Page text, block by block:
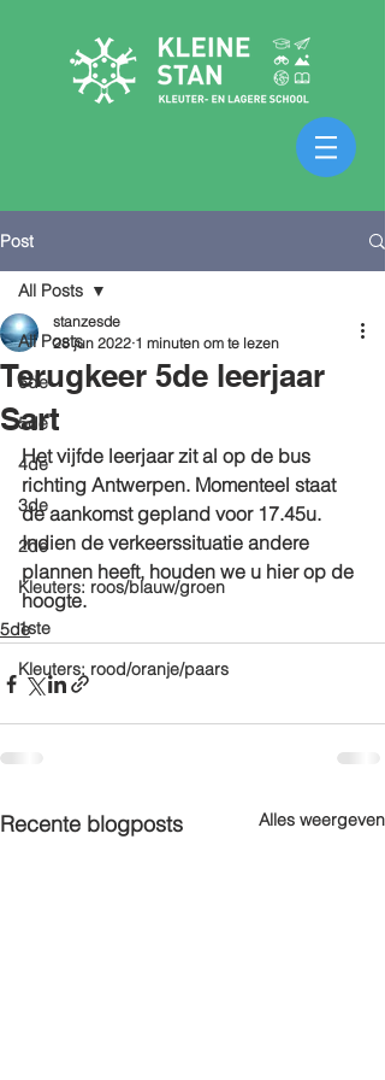
Post
All Posts
6de
5de
4de
3de
2de
Kleuters: roos/blauw/groen
1ste
Kleuters: rood/oranje/paars
All Posts
Terugkeer 5de leerjaar
Sart
stanzesde
28 jun 2022 1 minuten om te lezen
Het vijfde leerjaar zit al op de bus
richting Antwerpen. Momenteel staat
de aankomst gepland voor 17.45u.
Indien de verkeerssituatie andere
plannen heeft, houden we u hier op de
hoogte.
5de
Recente blogposts Alles weergeven